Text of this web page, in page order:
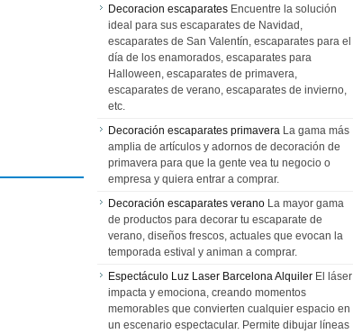
Decoracion escaparates Encuentre la solución
ideal para sus escaparates de Navidad,
escaparates de San Valentín, escaparates para el
día de los enamorados, escaparates para
Halloween, escaparates de primavera,
escaparates de verano, escaparates de invierno,
etc.
Decoración escaparates primavera La gama más
amplia de artículos y adornos de decoración de
primavera para que la gente vea tu negocio o
empresa y quiera entrar a comprar.
Decoración escaparates verano La mayor gama
de productos para decorar tu escaparate de
verano, diseños frescos, actuales que evocan la
temporada estival y animan a comprar.
Espectáculo Luz Laser Barcelona Alquiler El láser
impacta y emociona, creando momentos
memorables que convierten cualquier espacio en
un escenario espectacular. Permite dibujar líneas